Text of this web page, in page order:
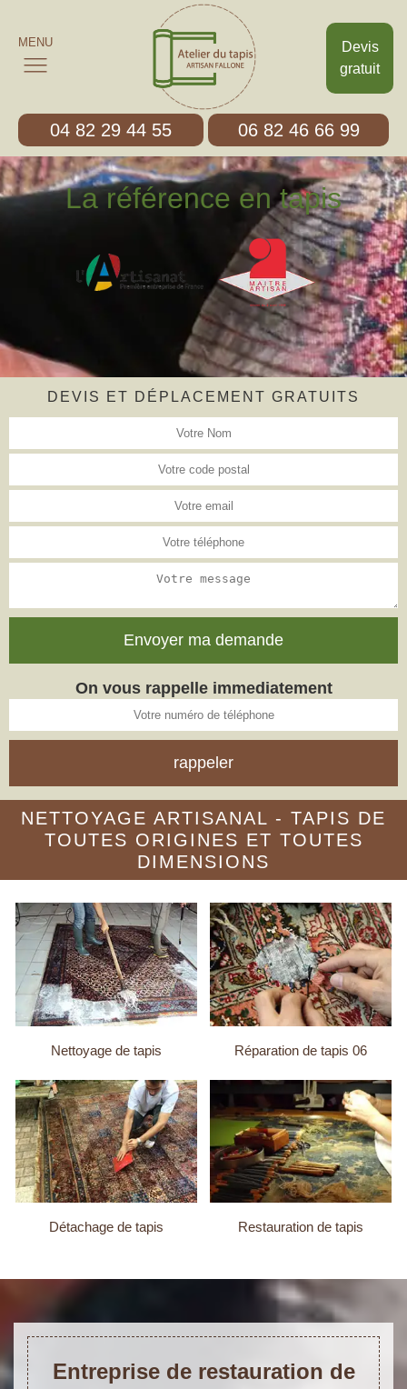
Devis
gratuit
MENU
04 82 29 44 55 06 82 46 66 99
La référence en tapis
DEVIS ET DÉPLACEMENT GRATUITS
On vous rappelle immediatement
NETTOYAGE ARTISANAL - TAPIS DE
TOUTES ORIGINES ET TOUTES
DIMENSIONS
Nettoyage de tapis Réparation de tapis 06
Détachage de tapis Restauration de tapis
Entreprise de restauration de